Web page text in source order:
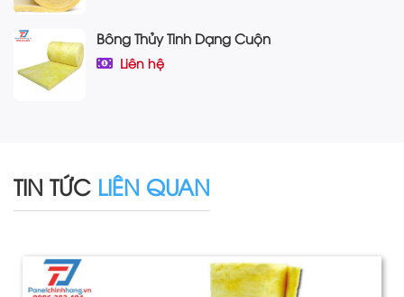
Bông Thủy Tinh Dạng Cuộn
Liên hệ
TIN TỨC LIÊN QUAN